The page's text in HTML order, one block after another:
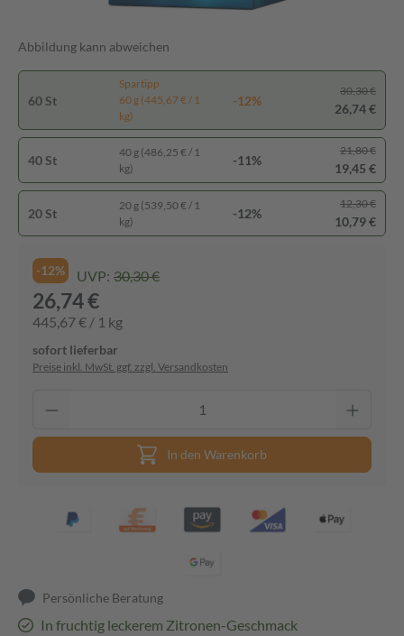
Abbildung kann abweichen
60 St
Spartipp
60 g (445,67 € / 1
kg)
-12%
30,30 €
26,74 €
40 St
40 g (486,25 € / 1
kg)
-11%
21,80 €
19,45 €
20 St
20 g (539,50 € / 1
kg)
-12%
12,30 €
10,79 €
-12% UVP: 30,30 €
26,74 €
445,67 € / 1 kg
sofort lieferbar
Preise inkl. MwSt. ggf. zzgl. Versandkosten
In den Warenkorb
Persönliche Beratung
In fruchtig leckerem Zitronen-Geschmack